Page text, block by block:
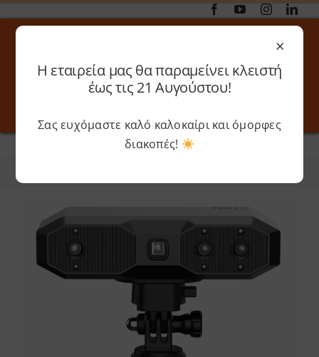
Μετάβαση
στο
Αναζήτηση
Toggle
Online 3D Printing
Shop
Services
Toggle
×
Η εταιρεία μας θα παραμείνει κλειστή
έως τις 21 Αυγούστου!
Σας ευχόμαστε καλό καλοκαίρι και όμορφες
διακοπές!